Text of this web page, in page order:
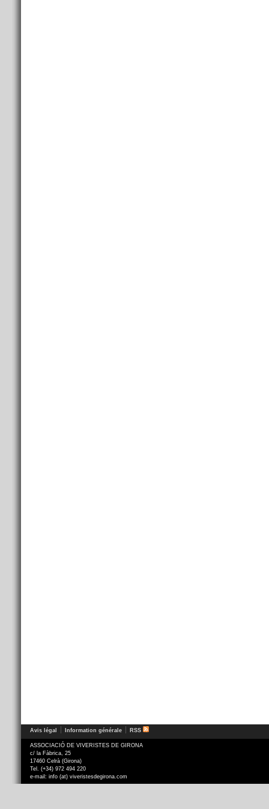
Avis légal Information générale RSS
ASSOCIACIÓ DE VIVERISTES DE GIRONA
c/ la Fàbrica, 25
17460 Celrà (Girona)
Tel. (+34) 972 494 220
e-mail: info (at) viveristesdegirona.com